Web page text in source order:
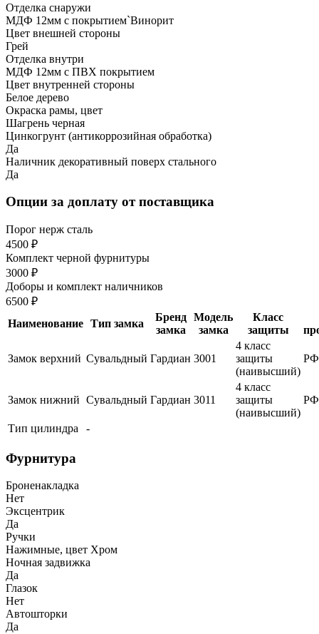
Отделка снаружи
МДФ 12мм с покрытием`Винорит
Цвет внешней стороны
Грей
Отделка внутри
МДФ 12мм с ПВХ покрытием
Цвет внутренней стороны
Белое дерево
Окраска рамы, цвет
Шагрень черная
Цинкогрунт (антикоррозийная обработка)
Да
Наличник декоративный поверх стального
Да
Опции за доплату от поставщика
Порог нерж сталь
4500 ₽
Комплект черной фурнитуры
3000 ₽
Доборы и комплект наличников
6500 ₽
Наименование Тип замка
Бренд
замка
Модель
замка
Класс
защиты
Замок верхний Сувальдный Гардиан 3001
4 класс
защиты
(наивысший)
РФ
Замок нижний Сувальдный Гардиан 3011
4 класс
защиты
(наивысший)
РФ
Тип цилиндра -
Фурнитура
Броненакладка
Нет
Эксцентрик
Да
Ручки
Нажимные, цвет Хром
Ночная задвижка
Да
Глазок
Нет
Автошторки
Да